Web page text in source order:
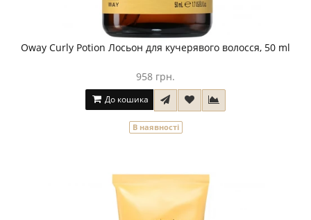
Oway Curly Potion Лосьон для кучерявого волосся, 50 ml
958 грн.
До кошика
В наявності